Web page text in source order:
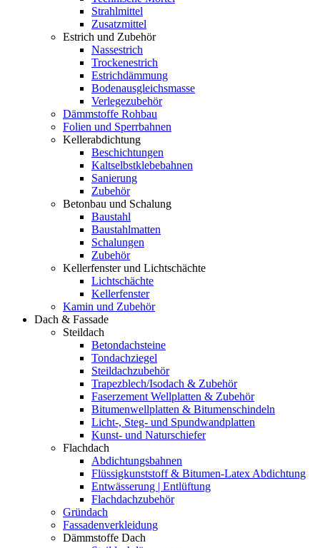
Strahlmittel
Zusatzmittel
Estrich und Zubehör
Nassestrich
Trockenestrich
Estrichdämmung
Bodenausgleichsmasse
Verlegezubehör
Dämmstoffe Rohbau
Folien und Sperrbahnen
Kellerabdichtung
Beschichtungen
Kaltselbstklebebahnen
Sanierung
Zubehör
Betonbau und Schalung
Baustahl
Baustahlmatten
Schalungen
Zubehör
Kellerfenster und Lichtschächte
Lichtschächte
Kellerfenster
Kamin und Zubehör
Dach & Fassade
Steildach
Betondachsteine
Tondachziegel
Steildachzubehör
Trapezblech/Isodach & Zubehör
Faserzement Wellplatten & Zubehör
Bitumenwellplatten & Bitumenschindeln
Licht-, Steg- und Spundwandplatten
Kunst- und Naturschiefer
Flachdach
Abdichtungsbahnen
Flüssigkunststoff & Bitumen-Latex Abdichtung
Entwässerung | Entlüftung
Flachdachzubehör
Gründach
Fassadenverkleidung
Dämmstoffe Dach